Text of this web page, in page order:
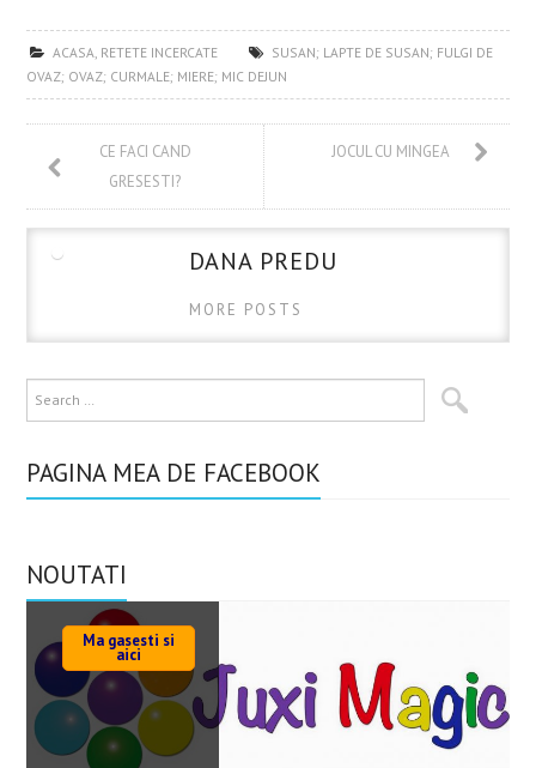
b
o
o
itt
er
er
es
t
m
bl
r
re
ACASA, RETETE INCERCATE
SUSAN; LAPTE DE SUSAN; FULGI DE
OVAZ; OVAZ; CURMALE; MIERE; MIC DEJUN
CE FACI CAND
GRESESTI?
JOCUL CU MINGEA
DANA PREDU
MORE POSTS
PAGINA MEA DE FACEBOOK
NOUTATI
Ma gasesti si
aici